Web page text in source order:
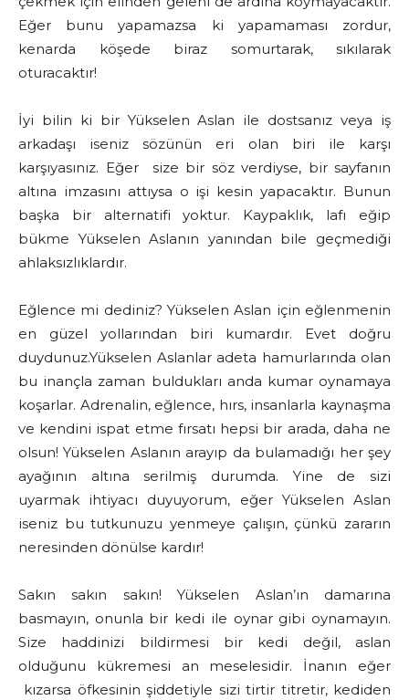
Eğer bunu yapamazsa ki yapamaması zordur,
kenarda köşede biraz somurtarak, sıkılarak
oturacaktır!
İyi bilin ki bir Yükselen Aslan ile dostsanız veya iş
arkadaşı iseniz sözünün eri olan biri ile karşı
karşıyasınız. Eğer size bir söz verdiyse, bir sayfanın
altına imzasını attıysa o işi kesin yapacaktır. Bunun
başka bir alternatifi yoktur. Kaypaklık, lafı eğip
bükme Yükselen Aslanın yanından bile geçmediği
ahlaksızlıklardır.
Eğlence mi dediniz? Yükselen Aslan için eğlenmenin
en güzel yollarından biri kumardır. Evet doğru
duydunuz.Yükselen Aslanlar adeta hamurlarında olan
bu inançla zaman buldukları anda kumar oynamaya
koşarlar. Adrenalin, eğlence, hırs, insanlarla kaynaşma
ve kendini ispat etme fırsatı hepsi bir arada, daha ne
olsun! Yükselen Aslanın arayıp da bulamadığı her şey
ayağının altına serilmiş durumda. Yine de sizi
uyarmak ihtiyacı duyuyorum, eğer Yükselen Aslan
iseniz bu tutkunuzu yenmeye çalışın, çünkü zararın
neresinden dönülse kardır!
Sakın sakın sakın! Yükselen Aslan’ın damarına
basmayın, onunla bir kedi ile oynar gibi oynamayın.
Size haddinizi bildirmesi bir kedi değil, aslan
olduğunu kükremesi an meselesidir. İnanın eğer
kızarsa öfkesinin şiddetiyle sizi tirtir titretir, kediden